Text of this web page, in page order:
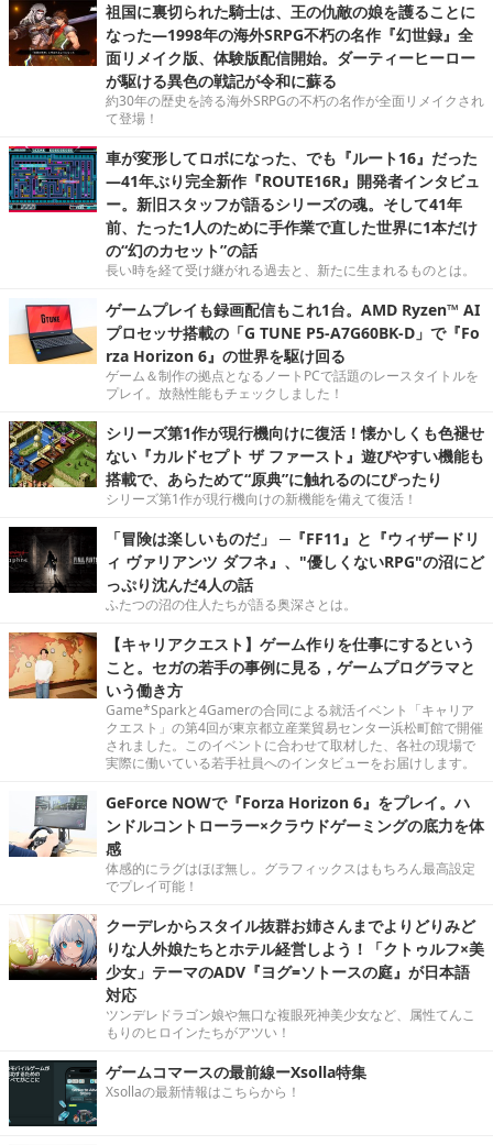
祖国に裏切られた騎士は、王の仇敵の娘を護ることに
なった―1998年の海外SRPG不朽の名作『幻世録』全
面リメイク版、体験版配信開始。ダーティーヒーロー
が駆ける異色の戦記が令和に蘇る
約30年の歴史を誇る海外SRPGの不朽の名作が全面リメイクされ
て登場！
車が変形してロボになった、でも『ルート16』だった
―41年ぶり完全新作『ROUTE16R』開発者インタビュ
ー。新旧スタッフが語るシリーズの魂。そして41年
前、たった1人のために手作業で直した世界に1本だけ
の“幻のカセット”の話
長い時を経て受け継がれる過去と、新たに生まれるものとは。
ゲームプレイも録画配信もこれ1台。AMD Ryzen™ AI
プロセッサ搭載の「G TUNE P5-A7G60BK-D」で『Fo
rza Horizon 6』の世界を駆け回る
ゲーム＆制作の拠点となるノートPCで話題のレースタイトルを
プレイ。放熱性能もチェックしました！
シリーズ第1作が現行機向けに復活！懐かしくも色褪せ
ない『カルドセプト ザ ファースト』遊びやすい機能も
搭載で、あらためて“原典”に触れるのにぴったり
シリーズ第1作が現行機向けの新機能を備えて復活！
「冒険は楽しいものだ」 ─『FF11』と『ウィザードリ
ィ ヴァリアンツ ダフネ』、"優しくないRPG"の沼にど
っぷり沈んだ4人の話
ふたつの沼の住人たちが語る奥深さとは。
【キャリアクエスト】ゲーム作りを仕事にするという
こと。セガの若手の事例に見る，ゲームプログラマと
いう働き方
Game*Sparkと4Gamerの合同による就活イベント「キャリア
クエスト」の第4回が東京都立産業貿易センター浜松町館で開催
されました。このイベントに合わせて取材した、各社の現場で
実際に働いている若手社員へのインタビューをお届けします。
GeForce NOWで『Forza Horizon 6』をプレイ。ハ
ンドルコントローラー×クラウドゲーミングの底力を体
感
体感的にラグはほぼ無し。グラフィックスはもちろん最高設定
でプレイ可能！
クーデレからスタイル抜群お姉さんまでよりどりみど
りな人外娘たちとホテル経営しよう！「クトゥルフ×美
少女」テーマのADV『ヨグ=ソトースの庭』が日本語
対応
ツンデレドラゴン娘や無口な複眼死神美少女など、属性てんこ
もりのヒロインたちがアツい！
ゲームコマースの最前線ーXsolla特集
Xsollaの最新情報はこちらから！